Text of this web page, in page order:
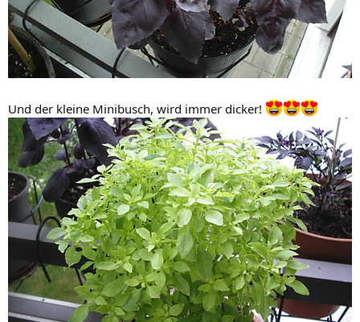
Und der kleine Minibusch, wird immer dicker!